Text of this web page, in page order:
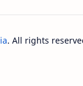
. All rights